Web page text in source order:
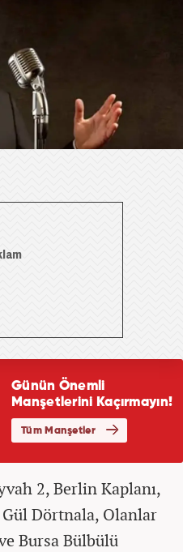
2, Berlin Kaplanı,
Dörtnala, Olanlar
Bursa Bülbülü